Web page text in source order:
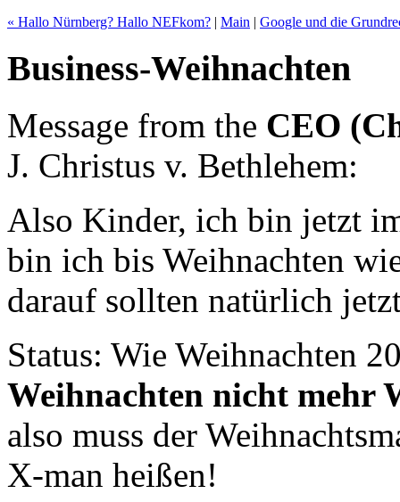
« Hallo Nürnberg? Hallo NEFkom? | Main | Google und die
Business-Weihnachten
Message from the CEO
J. Christus v. Bethlehem:
Also Kinder, ich bin jetzt
bin ich bis Weihnachten
darauf sollten natürlich
Status: Wie Weihnachten
Weihnachten nicht mehr
also muss der
X-man heißen!